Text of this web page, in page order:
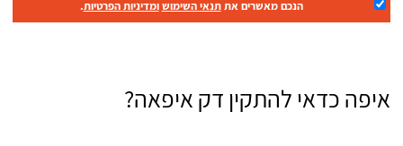
הנכם מאשרים אתתנאי השימוש ומדיניות הפרטיות.
איפה כדאי להתקין דק איפאה?